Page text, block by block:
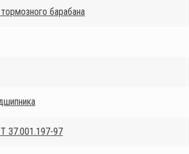
барабана
37.001.197-97